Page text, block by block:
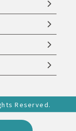
Reserved.